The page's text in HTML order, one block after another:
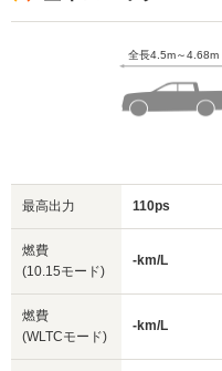
全長4.5m～4.68m
最高出力 110ps
燃費
(10.15モード)
-km/L
燃費
(WLTCモード)
-km/L